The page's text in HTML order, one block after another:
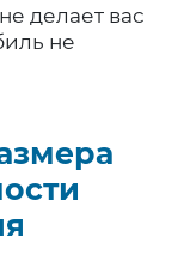
делает вас
не